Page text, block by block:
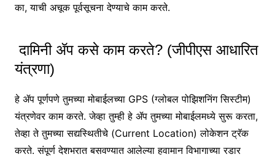
का, याची अचूक पूर्वसूचना देण्याचे काम करते.
दामिनी ॲप कसे काम करते? (जीपीएस आधारित
यंत्रणा)
हे ॲप पूर्णपणे तुमच्या मोबाईलच्या GPS (ग्लोबल पोझिशनिंग सिस्टीम)
यंत्रणेवर काम करते. जेव्हा तुम्ही हे ॲप तुमच्या मोबाईलमध्ये सुरू करता,
तेव्हा ते तुमच्या सद्यस्थितीचे (Current Location) लोकेशन ट्रॅक
करते. संपूर्ण देशभरात बसवण्यात आलेल्या हवामान विभागाच्या रडार